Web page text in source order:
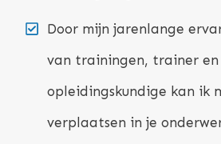
Door mijn jarenlange
van trainingen, trainer en
opleidingskundige kan ik
verplaatsen in je